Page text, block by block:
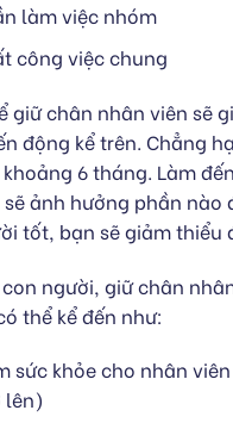
làm việc nhóm
công việc chung
giữ chân nhân viên sẽ
động kể trên. Chẳng
6 tháng. Làm
ảnh hưởng phần
tốt, bạn sẽ giảm
người, giữ chân
thể kể đến như:
sức khỏe cho nhân
lên)